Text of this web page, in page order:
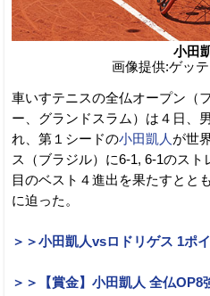
小田
画像提供:ゲッ
車いすテニスの全仏オープン（
ー、グランドスラム）は４日、
れ、第１シードの小田凱人 が世
ス（ブラジル）に6-1, 6-1のス
目のベスト４進出を果たすとと
に迫った。
＞＞小田凱人vsロドリゲス 1ポ
＞＞【賞金】小田凱人 全仏OP8